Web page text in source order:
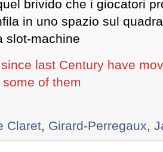
brivido che i giocatori
in uno spazio sul
slot-machine
last Century have
of them
Claret Girard-Perregaux